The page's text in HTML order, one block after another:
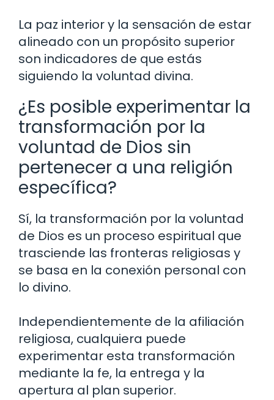
La paz interior y la sensación de estar
alineado con un propósito superior
son indicadores de que estás
siguiendo la voluntad divina.
¿Es posible experimentar la
transformación por la
voluntad de Dios sin
pertenecer a una religión
específica?
Sí, la transformación por la voluntad
de Dios es un proceso espiritual que
trasciende las fronteras religiosas y
se basa en la conexión personal con
lo divino.
Independientemente de la afiliación
religiosa, cualquiera puede
experimentar esta transformación
mediante la fe, la entrega y la
apertura al plan superior.